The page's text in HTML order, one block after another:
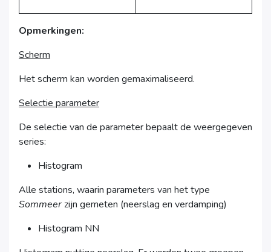
Opmerkingen:
Scherm
Het scherm kan worden gemaximaliseerd.
Selectie parameter
De selectie van de parameter bepaalt de weergegeven
series:
Histogram
Alle stations, waarin parameters van het type
Sommeerzijn gemeten (neerslag en verdamping)
Histogram NN